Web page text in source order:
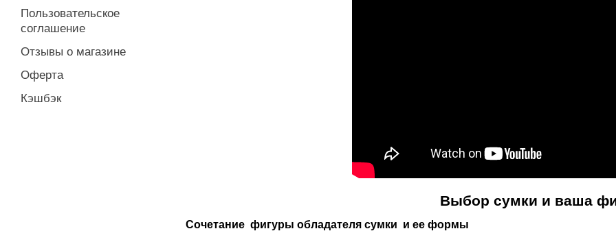
Выбор сумки и ваша
Сочетание фигуры обладателя сумки и ее формы
Пользовательское
соглашение
Отзывы о магазине
Оферта
Кэшбэк